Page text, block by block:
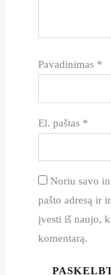
Pavadinimas *
El. paštas *
Noriu savo
pašto adresą ir
įvesti iš naujo,
komentarą.